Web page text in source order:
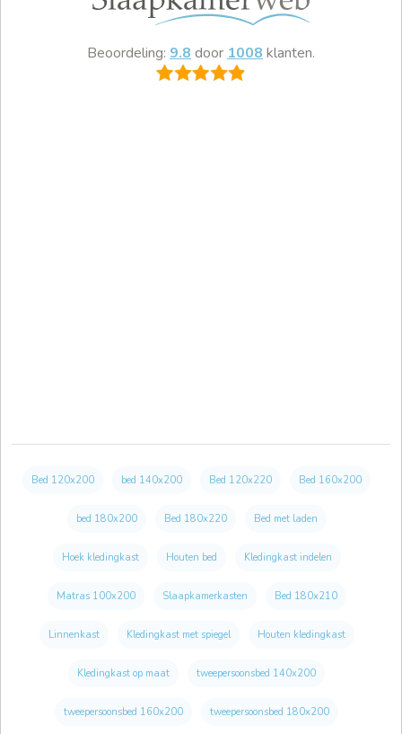
Beoordeling: 9.8 door 1008 klanten.
Bed 120x200 bed 140x200 Bed 120x220 Bed 160x200
bed 180x200 Bed 180x220 Bed met laden
Hoek kledingkast Houten bed Kledingkast indelen
Matras 100x200 Slaapkamerkasten Bed 180x210
Linnenkast Kledingkast met spiegel Houten kledingkast
Kledingkast op maat tweepersoonsbed 140x200
tweepersoonsbed 160x200 tweepersoonsbed 180x200